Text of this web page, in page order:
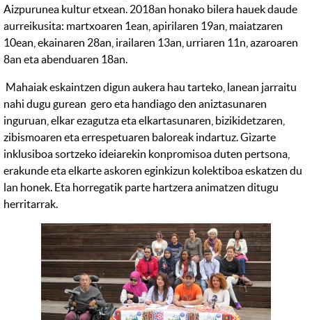
Aizpurunea kultur etxean. 2018an honako bilera hauek daude
aurreikusita: martxoaren 1ean, apirilaren 19an, maiatzaren
10ean, ekainaren 28an, irailaren 13an, urriaren 11n, azaroaren
8an eta abenduaren 18an.
Mahaiak eskaintzen digun aukera hau tarteko, lanean jarraitu
nahi dugu gurean gero eta handiago den aniztasunaren
inguruan, elkar ezagutza eta elkartasunaren, bizikidetzaren,
zibismoaren eta errespetuaren baloreak indartuz. Gizarte
inklusiboa sortzeko ideiarekin konpromisoa duten pertsona,
erakunde eta elkarte askoren eginkizun kolektiboa eskatzen du
lan honek. Eta horregatik parte hartzera animatzen ditugu
herritarrak.